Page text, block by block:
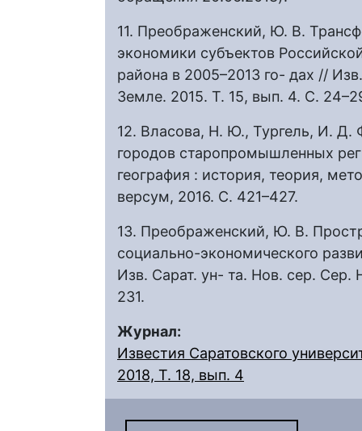
11. Преображенский, Ю. В.
экономики субъектов
района в 2005–2013 го- дах //
Земле. 2015. Т. 15, вып. 4. С.
12. Власова, Н. Ю., Тургель, И. Д.
городов старопромышленных
география : история, теория,
версум, 2016. С. 421–427.
13. Преображенский, Ю. В.
социально-экономического
Изв. Сарат. ун- та. Нов. сер. Сер.
231.
Журнал:
Известия Саратовского
2018, Т. 18, вып. 4